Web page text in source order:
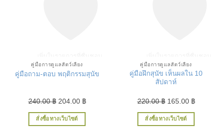
คู่มือการดูแลสัตว์เลี้ยง
คู่มือถาม-ตอบ พฤติกรรมสุนัข
240.00฿ Original
price
was:
204.00 ฿Current
price
สั่งซื้อทางเว็บไซต์
คู่มือการดูแลสัตว์เลี้ยง
คู่มือฝึกสุนัข เห็นผลใน 10
สัปดาห์
220.00฿ Original
price
was:
165.00 ฿Current
price
สั่งซื้อทางเว็บไซต์